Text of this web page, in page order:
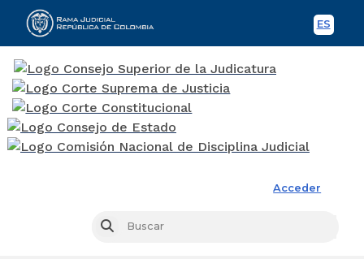
ES
Acceder
Buscar